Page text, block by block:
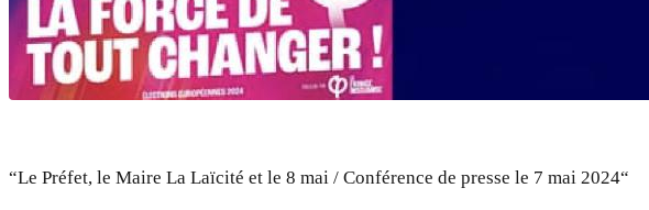
“Le Préfet, le Maire La Laïcité et le 8 mai / Conférence de presse le 7 mai 2024“